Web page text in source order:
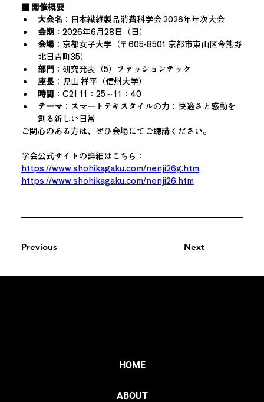
Previous Next
■ 開催概要
大会名 ：日本繊維製品消費科学会 2026年年次大会
会期：2026年6月28日（日）
会場：京都女子大学（〒605-8501 京都市東山区今熊野
北日吉町35）
部門：研究発表（5）ファッションテック
座長：児山 祥平（信州大学）
時間 ：C21 11：25～11：40
テーマ：スマートテキスタイルの力：快適さと感動を
創る新しい日常
ご関心のある方は、ぜひ会場にてご聴講ください。
学会公式サイトの詳細はこちら：
https://www.shohikagaku.com/nenji26g.htm
https://www.shohikagaku.com/nenji26.htm
HOME
ABOUT